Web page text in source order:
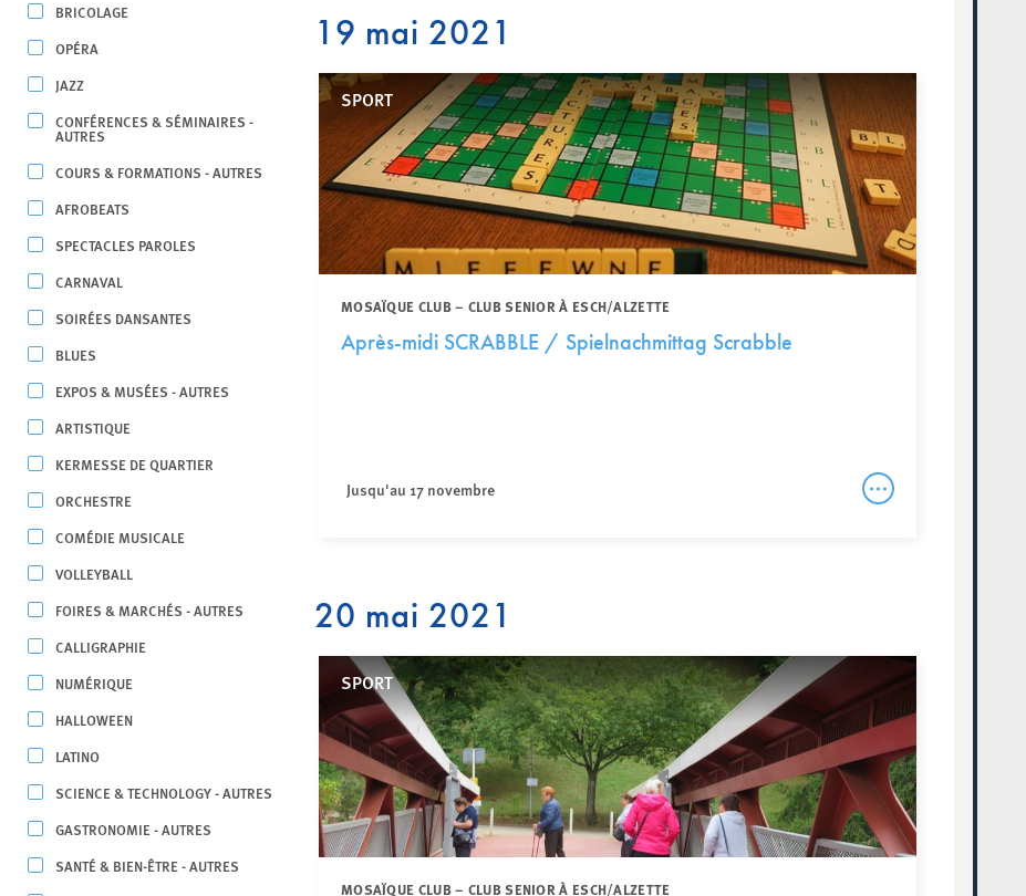
BRICOLAGE
OPÉRA
JAZZ
CONFÉRENCES & SÉMINAIRES -
AUTRES
COURS & FORMATIONS - AUTRES
AFROBEATS
SPECTACLES PAROLES
CARNAVAL
SOIRÉES DANSANTES
BLUES
EXPOS & MUSÉES - AUTRES
ARTISTIQUE
KERMESSE DE QUARTIER
ORCHESTRE
COMÉDIE MUSICALE
VOLLEYBALL
FOIRES & MARCHÉS - AUTRES
CALLIGRAPHIE
NUMÉRIQUE
HALLOWEEN
LATINO
SCIENCE & TECHNOLOGY - AUTRES
GASTRONOMIE - AUTRES
SANTÉ & BIEN-ÊTRE - AUTRES
19 mai 2021
SPORT
MOSAÏQUE CLUB – CLUB SENIOR À ESCH/ALZETTE
Après-midi SCRABBLE / Spielnachmittag Scrabble
Jusqu'au 17 novembre
20 mai 2021
SPORT
MOSAÏQUE CLUB – CLUB SENIOR À ESCH/ALZETTE